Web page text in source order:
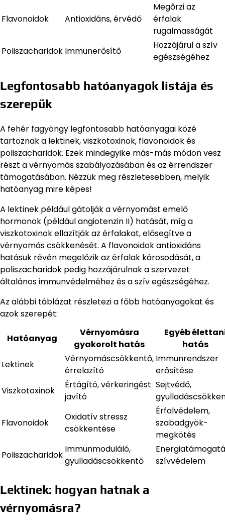
Flavonoidok Antioxidáns, érvédő
Megőrzi az
érfalak
rugalmasságát
Poliszacharidok Immunerősítő
Hozzájárul a szív
egészségéhez
Legfontosabb hatóanyagok listája és
szerepük
A fehér fagyöngy legfontosabb hatóanyagai közé
tartoznak a lektinek, viszkotoxinok, flavonoidok és
poliszacharidok. Ezek mindegyike más-más módon vesz
részt a vérnyomás szabályozásában és az érrendszer
támogatásában. Nézzük meg részletesebben, melyik
hatóanyag mire képes!
A lektinek például gátolják a vérnyomást emelő
hormonok (például angiotenzin II) hatását, míg a
viszkotoxinok ellazítják az érfalakat, elősegítve a
vérnyomás csökkenését. A flavonoidok antioxidáns
hatásuk révén megelőzik az érfalak károsodását, a
poliszacharidok pedig hozzájárulnak a szervezet
általános immunvédelméhez és a szív egészségéhez.
Az alábbi táblázat részletezi a főbb hatóanyagokat és
azok szerepét:
Hatóanyag
Vérnyomásra
gyakorolt hatás
Egyéb
hatás
Lektinek
Vérnyomáscsökkentő,
érrelazító
Immunrendszer
erősítése
Viszkotoxinok
Értágító, vérkeringést
javító
Sejtvédő,
Flavonoidok
Oxidatív stressz
csökkentése
Érfalvédelem,
szabadgyök-
megkötés
Poliszacharidok
Immunmoduláló,
gyulladáscsökkentő
szívvédelem
Lektinek: hogyan hatnak a
vérnyomásra?